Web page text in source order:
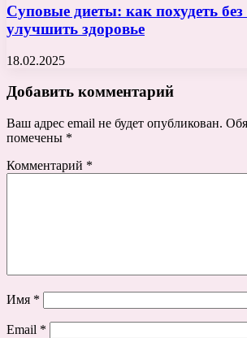
Суповые диеты: как похудеть
улучшить здоровье
18.02.2025
Добавить комментарий
Ваш адрес email не будет опубликован.
помечены *
Комментарий *
Имя *
Email *